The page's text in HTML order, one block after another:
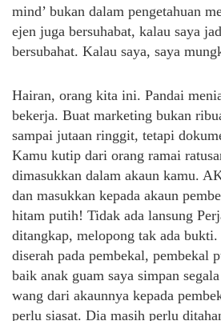
mind’ bukan dalam pengetahuan
ejen juga bersuhabat, kalau saya
bersubahat. Kalau saya, saya
Hairan, orang kita ini. Pandai
bekerja. Buat marketing bukan
sampai jutaan ringgit, tetapi
Kamu kutip dari orang ramai
dimasukkan dalam akaun kamu.
dan masukkan kepada akaun
hitam putih! Tidak ada lansung
ditangkap, melopong tak ada
diserah pada pembekal, pembekal
baik anak guam saya simpan
wang dari akaunnya kepada
perlu siasat. Dia masih perlu